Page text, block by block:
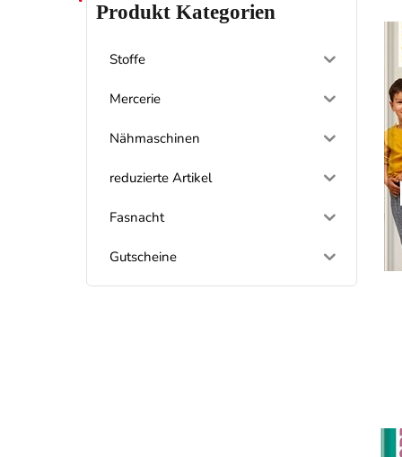
Produkt Kategorien
Stoffe
Mercerie
Nähmaschinen
reduzierte Artikel
Fasnacht
Gutscheine